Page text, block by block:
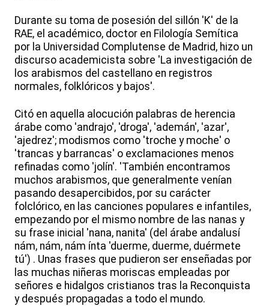
Durante su toma de posesión del sillón 'K' de la
RAE, el académico, doctor en Filología Semítica
por la Universidad Complutense de Madrid, hizo un
discurso academicista sobre 'La investigación de
los arabismos del castellano en registros
normales, folklóricos y bajos'.
Citó en aquella alocución palabras de herencia
árabe como 'andrajo', 'droga', 'ademán', 'azar',
'ajedrez'; modismos como 'troche y moche' o
'trancas y barrancas' o exclamaciones menos
refinadas como 'jolín'. 'También encontramos
muchos arabismos, que generalmente venían
pasando desapercibidos, por su carácter
folclórico, en las canciones populares e infantiles,
empezando por el mismo nombre de las nanas y
su frase inicial 'nana, nanita' (del árabe andalusí
nám, nám, nám ínta 'duerme, duerme, duérmete
tú') . Unas frases que pudieron ser enseñadas por
las muchas niñeras moriscas empleadas por
señores e hidalgos cristianos tras la Reconquista
y después propagadas a todo el mundo.